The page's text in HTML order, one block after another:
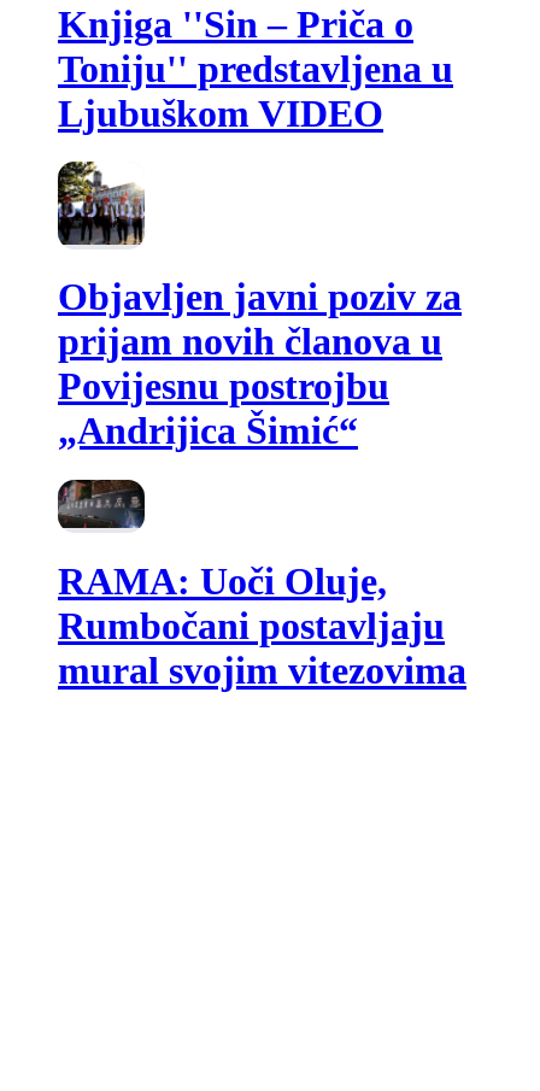
Knjiga ''Sin – Priča o
Toniju'' predstavljena u
Ljubuškom VIDEO
Objavljen javni poziv za
prijam novih članova u
Povijesnu postrojbu
„Andrijica Šimić“
RAMA: Uoči Oluje,
Rumbočani postavljaju
mural svojim vitezovima